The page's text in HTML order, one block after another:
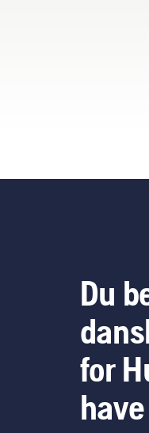
Du
for
have